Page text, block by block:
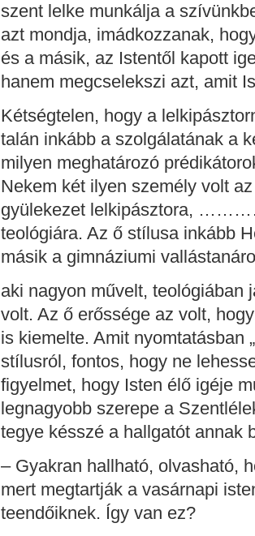
szent lelke munkálja a
azt mondja, imádkozzanak,
és a másik, az Istentől kapott
hanem megcselekszi azt, amit
Kétségtelen, hogy a
talán inkább a szolgálatának a
milyen meghatározó
Nekem két ilyen személy volt
gyülekezet lelkipásztora,
teológiára. Az ő stílusa inkább
másik a gimnáziumi
aki nagyon művelt, teológiában
volt. Az ő erőssége az volt,
is kiemelte. Amit nyomtatásban
stílusról, fontos, hogy ne
figyelmet, hogy Isten élő igéje
legnagyobb szerepe a
tegye késszé a hallgatót annak
– Gyakran hallható, olvasható,
mert megtartják a vasárnapi
teendőiknek. Így van ez?